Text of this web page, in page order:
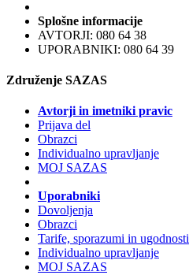
Splošne informacije
AVTORJI: 080 64 38
UPORABNIKI: 080 64 39
Združenje SAZAS
Avtorji in imetniki pravic
Prijava del
Obrazci
Individualno upravljanje
MOJ SAZAS
Uporabniki
Dovoljenja
Obrazci
Tarife, sporazumi in ugodnosti
Individualno upravljanje
MOJ SAZAS